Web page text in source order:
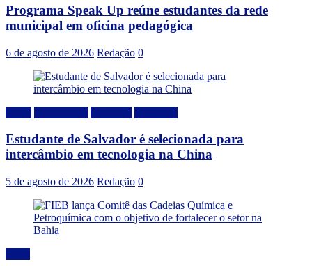
Programa Speak Up reúne estudantes da rede
municipal em oficina pedagógica
6 de agosto de 2026 Redação 0
Estudante de Salvador é selecionada para
intercâmbio em tecnologia na China
5 de agosto de 2026 Redação 0